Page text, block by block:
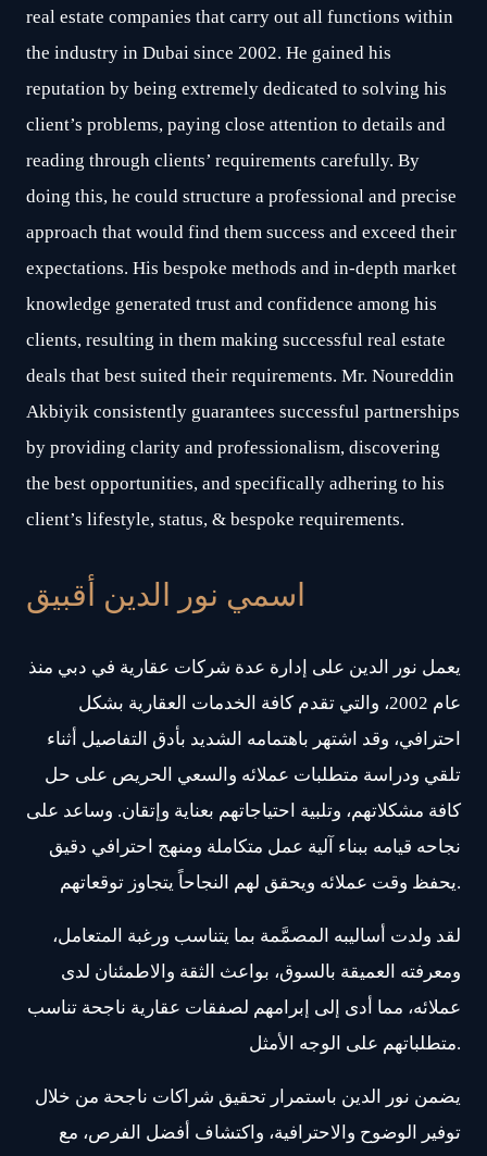
real estate companies that carry out all functions within
the industry in Dubai since 2002. He gained his
reputation by being extremely dedicated to solving his
client’s problems, paying close attention to details and
reading through clients’ requirements carefully. By
doing this, he could structure a professional and precise
approach that would find them success and exceed their
expectations. His bespoke methods and in-depth market
knowledge generated trust and confidence among his
clients, resulting in them making successful real estate
deals that best suited their requirements. Mr. Noureddin
Akbiyik consistently guarantees successful partnerships
by providing clarity and professionalism, discovering
the best opportunities, and specifically adhering to his
client’s lifestyle, status, & bespoke requirements.
اسمي نور الدين أقبيق
يعمل نور الدين على إدارة عدة شركات عقارية في دبي منذ
عام 2002، والتي تقدم كافة الخدمات العقارية بشكل
احترافي، وقد اشتهر باهتمامه الشديد بأدق التفاصيل أثناء
تلقي ودراسة متطلبات عملائه والسعي الحريص على حل
كافة مشكلاتهم، وتلبية احتياجاتهم بعناية وإتقان. وساعد على
نجاحه قيامه ببناء آلية عمل متكاملة ومنهج احترافي دقيق
يحفظ وقت عملائه ويحقق لهم النجاحاً يتجاوز توقعاتهم.
لقد ولدت أساليبه المصمَّمة بما يتناسب ورغبة المتعامل،
ومعرفته العميقة بالسوق، بواعث الثقة والاطمئنان لدى
عملائه، مما أدى إلى إبرامهم لصفقات عقارية ناجحة تناسب
متطلباتهم على الوجه الأمثل.
يضمن نور الدين باستمرار تحقيق شراكات ناجحة من خلال
توفير الوضوح والاحترافية، واكتشاف أفضل الفرص، مع